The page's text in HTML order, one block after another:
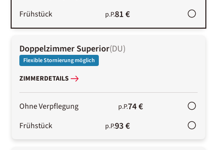
Frühstück p.P.81 €
Doppelzimmer Superior(DU)
Flexible Stornierung möglich
ZIMMERDETAILS
Ohne Verpflegung p.P.74 €
Frühstück p.P.93 €